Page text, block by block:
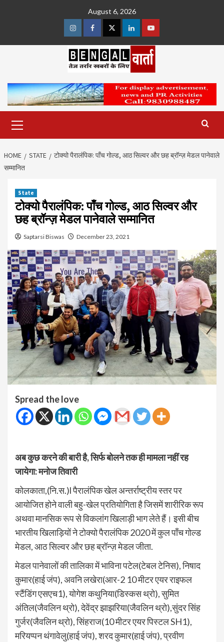
August 6, 2026
InstagramFacebookTwitterLinkedinYoutube
Menu
HOME STATE
टोक्यो पैरालंपिक: पाँच गोल्ड, आठ सिल्वर और छह ब्रॉन्ज़ मेडल पानेवाले
सम्मानित
State
टोक्यो पैरालंपिक: पाँच गोल्ड, आठ सिल्वर और
छह ब्रॉन्ज़ मेडल पानेवाले सम्मानित
Saptarsi Biswas December 23, 2021
Spread the love
अब कुछ करने की बारी है, सिर्फ बोलने तक ही मामला नहीं रह
जायेगा: मनोज तिवारी
कोलकाता,(नि.स.)l पैरालंपिक खेल अन्तर्राष्ट्रीय स्तर पर
आयोजित होने वाली बहु-खेल प्रतियोगिता है जिसमें शारीरिक रूप
अथवा मानसिक रूप से विकलांग खिलाड़ी भाग लेते हैं। इसी बीच
भारतीय खिलाड़ियों ने टोक्यो पैरालंपिक 2020 में कुल पाँच गोल्ड
मेडल, आठ सिल्वर और छह ब्रॉन्ज़ मेडल जीता.
मेडल पानेवालों की तालिका में भाविना पटेल(टेबल टेनिस), निषाद
कुमार(हाई जंप), अवनि लखेरा(आर-2 10 मीटर एयर राइफल
स्टैंडिंग एसएच1), योगेश कथुनिया(डिस्कस थ्रो), सुमित
अंतिल(जैवलिन थ्रो), देवेंद्र झाझरिया(जैवलिन थ्रो),सुंदर सिंह
गुर्जर(जैवलिन थ्रो), सिंहराज(10 मीटर एयर पिस्टल SH1),
मरियप्पन थंगावेलु(हाई जंप), शरद कुमार(हाई जंप), प्रवीण